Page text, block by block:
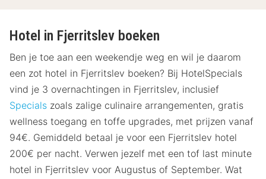
Hotel in Fjerritslev boeken
Ben je toe aan een weekendje weg en wil je daarom
een zot hotel in Fjerritslev boeken? Bij HotelSpecials
vind je 3 overnachtingen in Fjerritslev, inclusief
Specials zoals zalige culinaire arrangementen, gratis
wellness toegang en toffe upgrades, met prijzen vanaf
94€. Gemiddeld betaal je voor een Fjerritslev hotel
200€ per nacht. Verwen jezelf met een tof last minute
hotel in Fjerritslev voor Augustus of September. Wat